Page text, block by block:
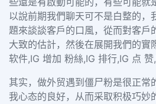
以說前期我們聊天可不是白整的，
題來談談客戶的口風，從而對客戶
大致的估計，然後在展開我們的實
软件,IG 增加 粉絲,IG 排行,IG 点
其实，做外贸遇到僵尸粉是很正常
我心态的良好，从而采取积极巧妙